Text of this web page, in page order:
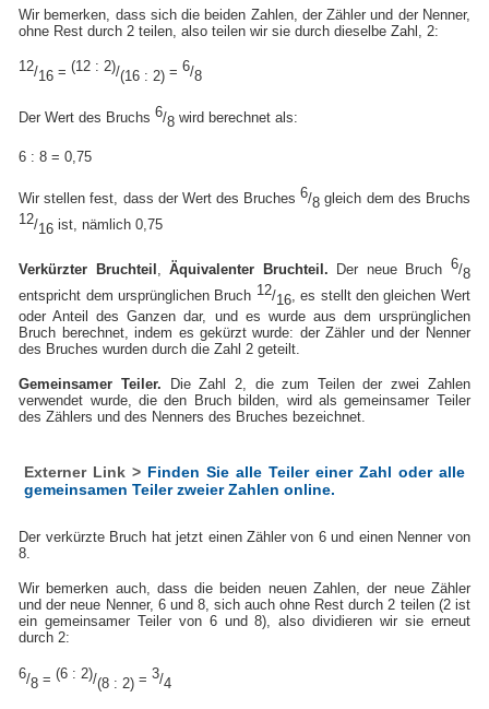
Wir bemerken, dass sich die beiden Zahlen, der Zähler und der Nenner,
ohne Rest durch 2 teilen, also teilen wir sie durch dieselbe Zahl, 2:
12/16 =(12 : 2)/(16 : 2) =6/8
Der Wert des Bruchs6/8 wird berechnet als:
6 : 8 = 0,75
Wir stellen fest, dass der Wert des Bruches6/8 gleich dem des Bruchs
12/16 ist, nämlich 0,75
Verkürzter Bruchteil ,Äquivalenter Bruchteil. Der neue Bruch 6/8
entspricht dem ursprünglichen Bruch 12/16, es stellt den gleichen Wert
oder Anteil des Ganzen dar, und es wurde aus dem ursprünglichen
Bruch berechnet, indem es gekürzt wurde: der Zähler und der Nenner
des Bruches wurden durch die Zahl 2 geteilt.
Gemeinsamer Teiler. Die Zahl 2, die zum Teilen der zwei Zahlen
verwendet wurde, die den Bruch bilden, wird als gemeinsamer Teiler
des Zählers und des Nenners des Bruches bezeichnet.
Externer Link > Finden Sie alle Teiler einer Zahl oder alle
gemeinsamen Teiler zweier Zahlen online.
Der verkürzte Bruch hat jetzt einen Zähler von 6 und einen Nenner von
8.
Wir bemerken auch, dass die beiden neuen Zahlen, der neue Zähler
und der neue Nenner, 6 und 8, sich auch ohne Rest durch 2 teilen (2 ist
ein gemeinsamer Teiler von 6 und 8), also dividieren wir sie erneut
durch 2:
6/8 =(6 : 2)/(8 : 2) =3/4